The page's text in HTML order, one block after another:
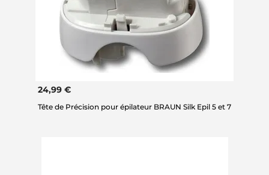
24,99 €
Tête de Précision pour épilateur BRAUN Silk Epil 5 et 7